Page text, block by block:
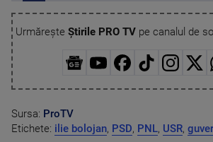
Urmărește Știrile PRO TVpe canalul de
Sursa: ProTV
Etichete: ilie bolojan, PSD, PNL, USR,